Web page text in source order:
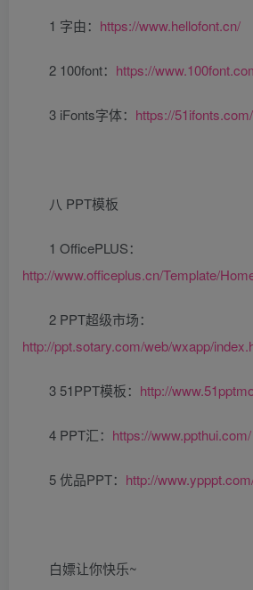
1 字由： https://www.hellofont.cn/
2 100font： https://
3 iFonts字体： https://51ifonts.com/
八 PPT模板
1 OfficePLUS：
http://www.officeplus.cn/Template/
2 PPT超级市场：
http://ppt.sotary.com/web/wxapp/
3 51PPT模板： http://
4 PPT汇： https://www.ppthui.com/
5 优品PPT： http://
白嫖让你快乐~